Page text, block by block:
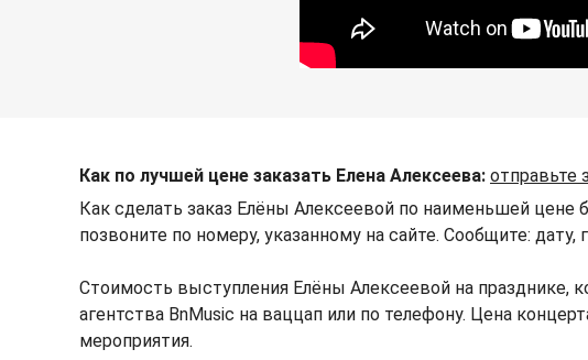
Как по лучшей цене заказать Елена Алексеева: отправьте
Как сделать заказ Елёны Алексеевой по наименьшей
позвоните по номеру, указанному на сайте. Сообщите:
Стоимость выступления Елёны Алексеевой на празднике,
агентства BnMusic на ваццап или по телефону. Цена
мероприятия.